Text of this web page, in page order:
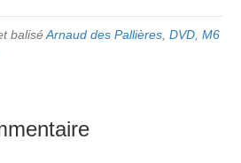
baliséArnaud des Pallières DVD M6